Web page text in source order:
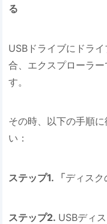
る
USBドライブにドラ
合、エクスプローラ
す。
その時、以下の手順
い：
ステップ1. 「ディスク
ステップ2. USBディ